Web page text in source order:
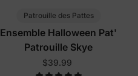
Patrouille des Pattes
Ensemble Halloween Pat'
Patrouille Skye
$39.99